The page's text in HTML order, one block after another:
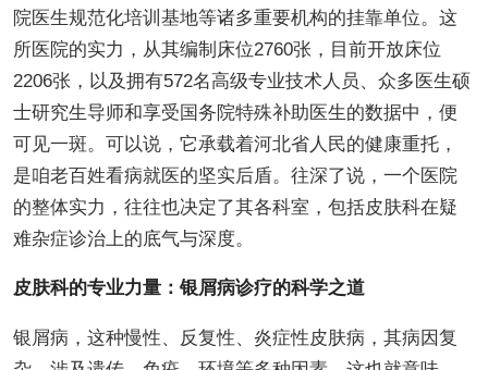
院医生规范化培训基地等诸多重要机构的挂靠单位。这
所医院的实力，从其编制床位2760张，目前开放床位
2206张，以及拥有572名高级专业技术人员、众多医生硕
士研究生导师和享受国务院特殊补助医生的数据中，便
可见一斑。可以说，它承载着河北省人民的健康重托，
是咱老百姓看病就医的坚实后盾。往深了说，一个医院
的整体实力，往往也决定了其各科室，包括皮肤科在疑
难杂症诊治上的底气与深度。
皮肤科的专业力量：银屑病诊疗的科学之道
银屑病，这种慢性、反复性、炎症性皮肤病，其病因复